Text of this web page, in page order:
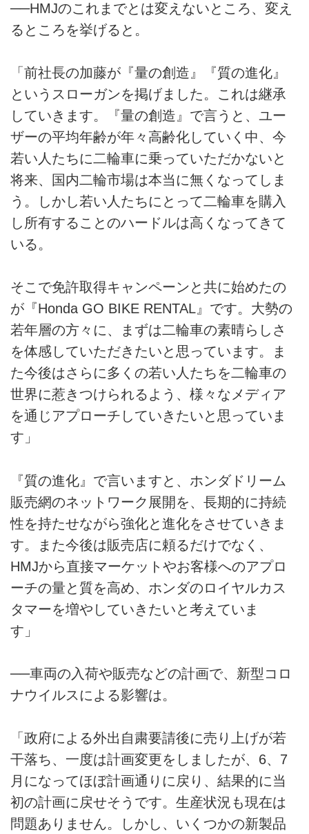
──HMJのこれまでとは変えないところ、変え
るところを挙げると。
「前社長の加藤が『量の創造』『質の進化』
というスローガンを掲げました。これは継承
していきます。『量の創造』で言うと、ユー
ザーの平均年齢が年々高齢化していく中、今
若い人たちに二輪車に乗っていただかないと
将来、国内二輪市場は本当に無くなってしま
う。しかし若い人たちにとって二輪車を購入
し所有することのハードルは高くなってきて
いる。
そこで免許取得キャンペーンと共に始めたの
が『Honda GO BIKE RENTAL』です。大勢の
若年層の方々に、まずは二輪車の素晴らしさ
を体感していただきたいと思っています。ま
た今後はさらに多くの若い人たちを二輪車の
世界に惹きつけられるよう、様々なメディア
を通じアプローチしていきたいと思っていま
す」
『質の進化』で言いますと、ホンダドリーム
販売網のネットワーク展開を、長期的に持続
性を持たせながら強化と進化をさせていきま
す。また今後は販売店に頼るだけでなく、
HMJから直接マーケットやお客様へのアプロ
ーチの量と質を高め、ホンダのロイヤルカス
タマーを増やしていきたいと考えていま
す」
──車両の入荷や販売などの計画で、新型コロ
ナウイルスによる影響は。
「政府による外出自粛要請後に売り上げが若
干落ち、一度は計画変更をしましたが、6、7
月になってほぼ計画通りに戻り、結果的に当
初の計画に戻せそうです。生産状況も現在は
問題ありません。しかし、いくつかの新製品